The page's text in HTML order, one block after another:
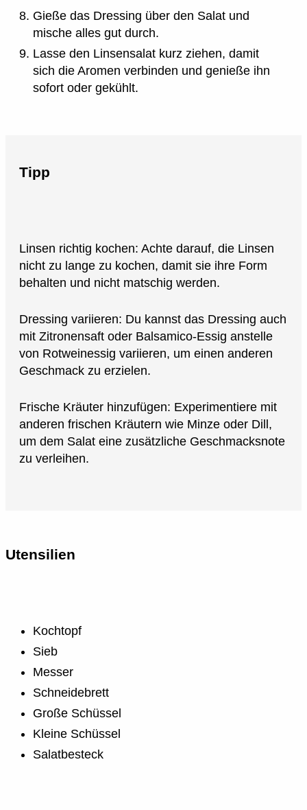
Gieße das Dressing über den Salat und
mische alles gut durch.
Lasse den Linsensalat kurz ziehen, damit
sich die Aromen verbinden und genieße ihn
sofort oder gekühlt.
Tipp
Linsen richtig kochen: Achte darauf, die Linsen
nicht zu lange zu kochen, damit sie ihre Form
behalten und nicht matschig werden.
Dressing variieren: Du kannst das Dressing auch
mit Zitronensaft oder Balsamico-Essig anstelle
von Rotweinessig variieren, um einen anderen
Geschmack zu erzielen.
Frische Kräuter hinzufügen: Experimentiere mit
anderen frischen Kräutern wie Minze oder Dill,
um dem Salat eine zusätzliche Geschmacksnote
zu verleihen.
Utensilien
Kochtopf
Sieb
Messer
Schneidebrett
Große Schüssel
Kleine Schüssel
Salatbesteck